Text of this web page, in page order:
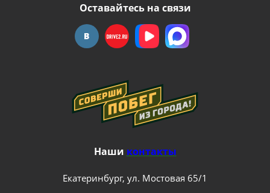
Оставайтесь на связи
Наши контакты
Екатеринбург, ул. Мостовая 65/1